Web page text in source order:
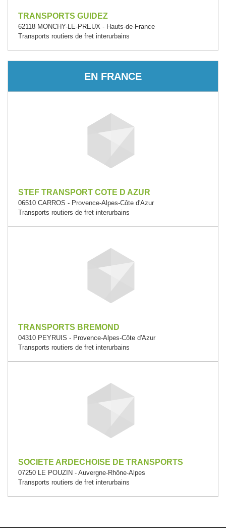
TRANSPORTS GUIDEZ
62118 MONCHY-LE-PREUX - Hauts-de-France
Transports routiers de fret interurbains
EN FRANCE
STEF TRANSPORT COTE D AZUR
06510 CARROS - Provence-Alpes-Côte d'Azur
Transports routiers de fret interurbains
TRANSPORTS BREMOND
04310 PEYRUIS - Provence-Alpes-Côte d'Azur
Transports routiers de fret interurbains
SOCIETE ARDECHOISE DE TRANSPORTS
07250 LE POUZIN - Auvergne-Rhône-Alpes
Transports routiers de fret interurbains